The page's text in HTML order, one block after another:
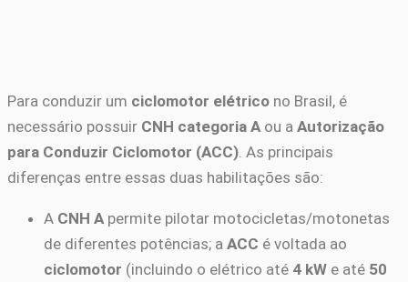
Para conduzir um ciclomotor elétrico no Brasil, é
necessário possuir CNH categoria A ou a Autorização
para Conduzir Ciclomotor (ACC) . As principais
diferenças entre essas duas habilitações são:
A CNH A permite pilotar motocicletas/motonetas
de diferentes potências; a ACC é voltada ao
ciclomotor (incluindo o elétrico até 4 kW e até 50